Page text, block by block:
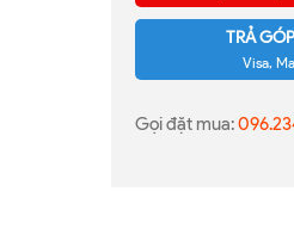
TRẢ
Visa,
Gọi đặt mua: